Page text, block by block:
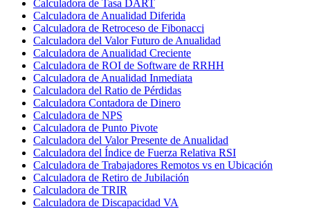
Calculadora de Tasa DART
Calculadora de Anualidad Diferida
Calculadora de Retroceso de Fibonacci
Calculadora del Valor Futuro de Anualidad
Calculadora de Anualidad Creciente
Calculadora de ROI de Software de RRHH
Calculadora de Anualidad Inmediata
Calculadora del Ratio de Pérdidas
Calculadora Contadora de Dinero
Calculadora de NPS
Calculadora de Punto Pivote
Calculadora del Valor Presente de Anualidad
Calculadora del Índice de Fuerza Relativa RSI
Calculadora de Trabajadores Remotos vs en Ubicación
Calculadora de Retiro de Jubilación
Calculadora de TRIR
Calculadora de Discapacidad VA